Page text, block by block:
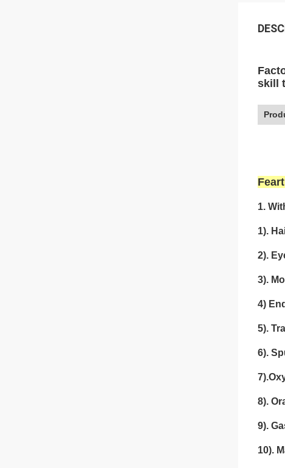
skill
1.
1).
2).
3).
4)
5).
6).
8).
9).
10).